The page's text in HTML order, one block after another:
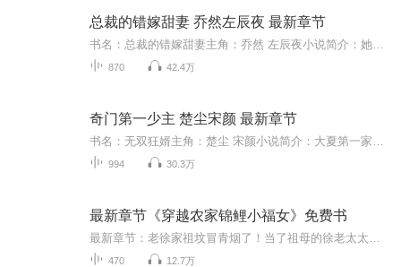
总裁的错嫁甜妻 乔然左辰夜 最新章节
870 42.4万
奇门第一少主 楚尘宋颜 最新章节
994 30.3万
最新章节《穿越农家锦鲤小福女》免费书
470 12.7万